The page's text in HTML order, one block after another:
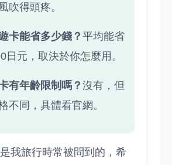
吹得頭疼。
卡能省多少錢？ 平均能省
日元，取決於你怎麼用。
有年齡限制嗎？ 沒有，但
不同，具體看官網。
我旅行時常被問到的，希